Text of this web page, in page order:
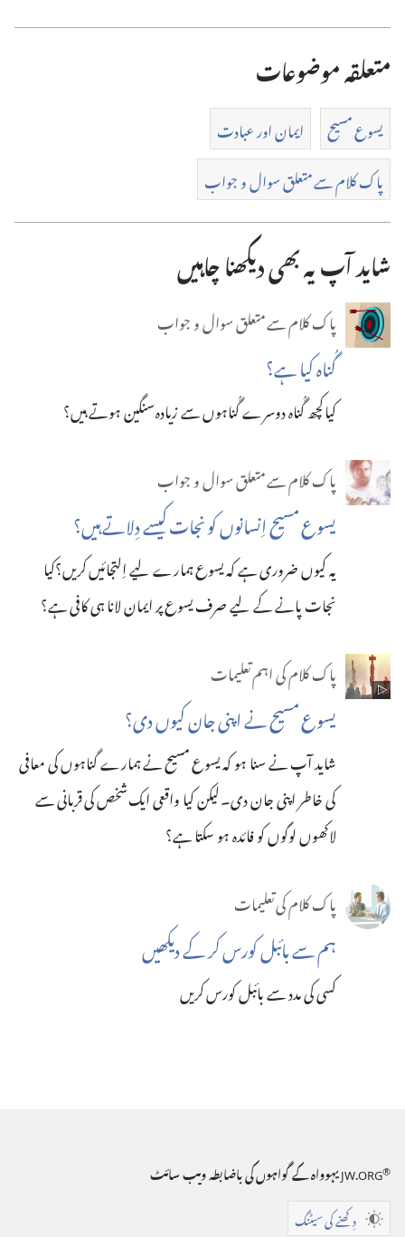
متعلقہ موضوعات
یسوع مسیح
ایمان اور عبادت
پاک کلام سے متعلق سوال و جواب
شاید آپ یہ بھی دیکھنا چاہیں
پاک کلام سے متعلق سوال و جواب
گُناہ کیا ہے؟‏
کیا کچھ گُناہ دوسرے گُناہوں سے زیادہ سنگین ہوتے ہیں؟‏
پاک کلام سے متعلق سوال و جواب
یسوع مسیح اِنسانوں کو نجات کیسے دِلاتے ہیں؟‏
یہ کیوں ضروری ہے کہ یسوع ہمارے لیے اِلتجائیں کریں؟کیا
نجات پانے کے لیے صرف یسوع پر ایمان لانا ہی کافی ہے؟‏
پاک کلام کی اہم تعلیمات
یسوع مسیح نے اپنی جان کیوں دی؟‏
شاید آپ نے سنا ہو کہ یسوع مسیح نے ہمارے گناہوں کی معافی
کی خاطر اپنی جان دی۔‏ لیکن کیا واقعی ایک شخص کی قربانی سے
لاکھوں لوگوں کو فائدہ ہو سکتا ہے؟‏
پاک کلام کی تعلیمات
ہم سے بائبل کورس کر کے دیکھیں
کسی کی مدد سے بائبل کورس کریں
JW.ORG®
یہوواہ کے گواہوں کی باضابطہ ویب سائٹ
دِکھنے کی سیٹنگ